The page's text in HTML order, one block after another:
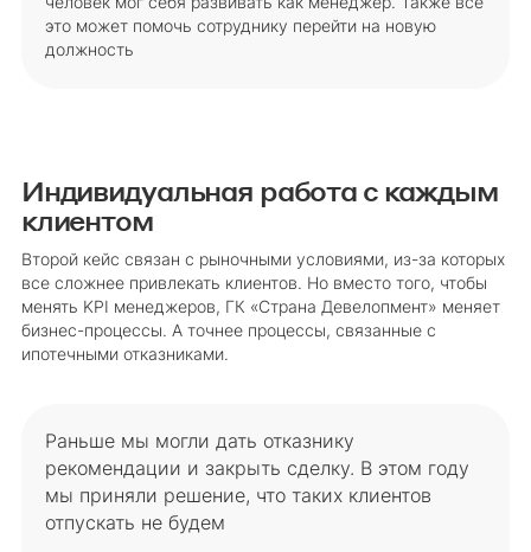
это может помочь сотруднику перейти на новую
должность
Индивидуальная работа с каждым
клиентом
Второй кейс связан с рыночными условиями, из-за которых
все сложнее привлекать клиентов. Но вместо того, чтобы
менять KPI менеджеров, ГК «Страна Девелопмент» меняет
бизнес-процессы. А точнее процессы, связанные с
ипотечными отказниками.
Раньше мы могли дать отказнику
рекомендации и закрыть сделку. В этом году
мы приняли решение, что таких клиентов
отпускать не будем